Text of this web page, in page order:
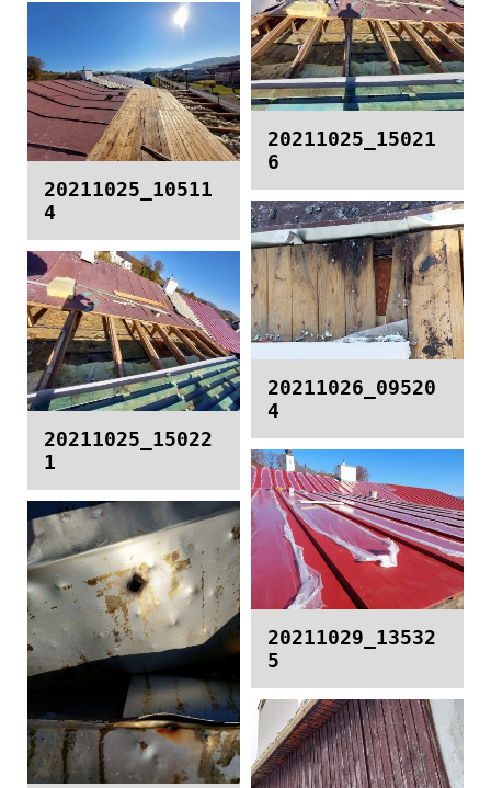
20211025_10511
4
20211025_15022
1
20211025_15021
6
20211026_09520
4
20211029_13532
5